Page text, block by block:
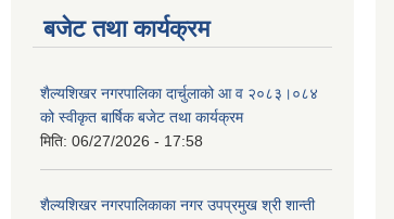
बजेट तथा कार्यक्रम
शैल्यशिखर नगरपालिका दार्चुलाको आ व २०८३।०८४
को स्वीकृत बार्षिक बजेट तथा कार्यक्रम
मिति: 06/27/2026 - 17:58
शैल्यशिखर नगरपालिकाका नगर उपप्रमुख श्री शान्ती